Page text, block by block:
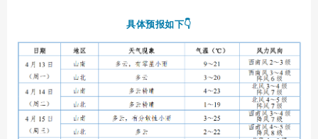
具体预报如下👇